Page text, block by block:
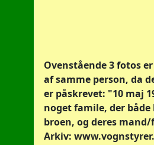
Ovenstående 3 fotos
af samme person, da
er påskrevet: "10 maj
noget famile, der
broen, og deres
Arkiv: